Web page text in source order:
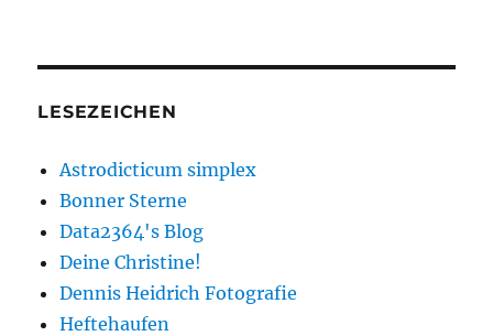
LESEZEICHEN
Astrodicticum simplex
Bonner Sterne
Data2364's Blog
Deine Christine!
Dennis Heidrich Fotografie
Heftehaufen